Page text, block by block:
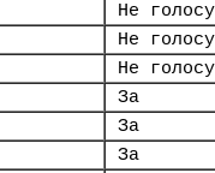
Не
Не
Не
За
За
За